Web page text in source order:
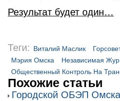
Результат будет один…
Теги: Виталий Маслик
Мэрия Омска
Независимая
Общественный Контроль На
Похожие статьи
Городской ОБЭП